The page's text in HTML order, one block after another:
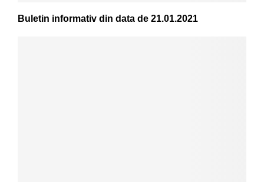
Buletin informativ din data de 21.01.2021